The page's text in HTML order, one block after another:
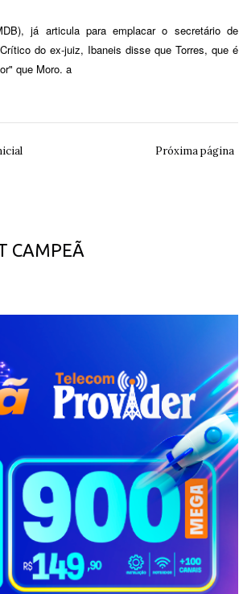
já articula para emplacar o secretário de
do ex-juiz, Ibaneis disse que Torres, que é
que Moro. a
Próxima página
CAMPEÃ